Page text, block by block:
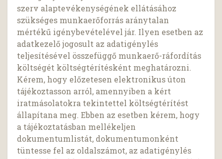
szerv alaptevékenységének ellátásához
szükséges munkaerőforrás aránytalan
mértékű igénybevételével jár. Ilyen esetben az
adatkezelő jogosult az adatigénylés
teljesítésével összefüggő munkaerő-ráfordítás
költségét költségtérítésként meghatározni.
Kérem, hogy előzetesen elektronikus úton
tájékoztasson arról, amennyiben a kért
iratmásolatokra tekintettel költségtérítést
állapítana meg. Ebben az esetben kérem, hogy
a tájékoztatásban mellékeljen
dokumentumlistát, dokumentumonként
tüntesse fel az oldalszámot, az adatigénylés